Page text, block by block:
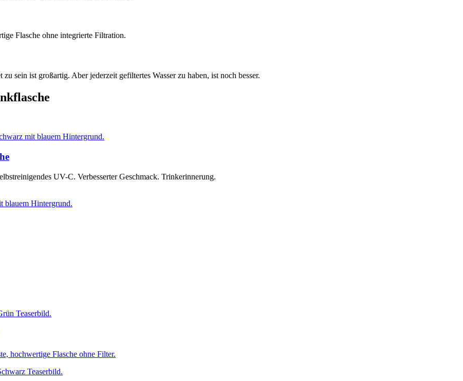
Flasche ohne integrierte Filtration.
sein ist großartig. Aber jederzeit gefiltertes Wasser zu haben, ist noch besser.
UV-C. Verbesserter Geschmack. Trinkerinnerung.
hochwertige Flasche ohne Filter.